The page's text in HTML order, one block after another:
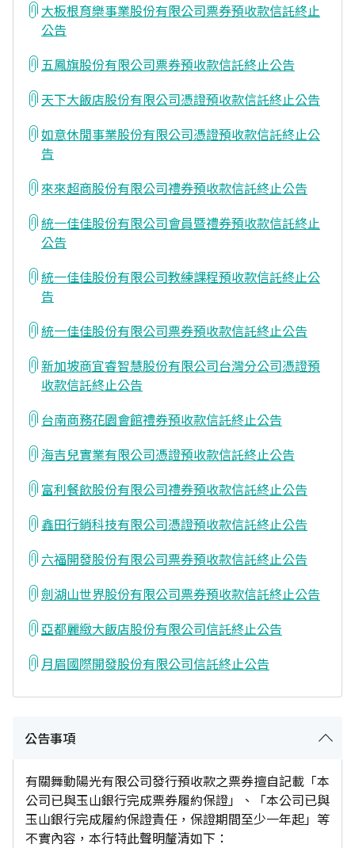
大板根育樂事業股份有限公司票券預收款信託終止
公告
五鳳旗股份有限公司票券預收款信託終止公告
天下大飯店股份有限公司憑證預收款信託終止公告
如意休閒事業股份有限公司憑證預收款信託終止公
告
來來超商股份有限公司禮券預收款信託終止公告
統一佳佳股份有限公司會員暨禮券預收款信託終止
公告
統一佳佳股份有限公司教練課程預收款信託終止公
告
統一佳佳股份有限公司票券預收款信託終止公告
新加坡商宜睿智慧股份有限公司台灣分公司憑證預
收款信託終止公告
台南商務花園會館禮券預收款信託終止公告
海吉兒實業有限公司憑證預收款信託終止公告
富利餐飲股份有限公司禮券預收款信託終止公告
鑫田行銷科技有限公司憑證預收款信託終止公告
六福開發股份有限公司票券預收款信託終止公告
劍湖山世界股份有限公司票券預收款信託終止公告
亞都麗緻大飯店股份有限公司信託終止公告
月眉國際開發股份有限公司信託終止公告
公告事項
有關舞動陽光有限公司發行預收款之票券擅自記載「本
公司已與玉山銀行完成票券履約保證」、「本公司已與
玉山銀行完成履約保證責任，保證期間至少一年起」等
不實內容，本行特此聲明釐清如下：